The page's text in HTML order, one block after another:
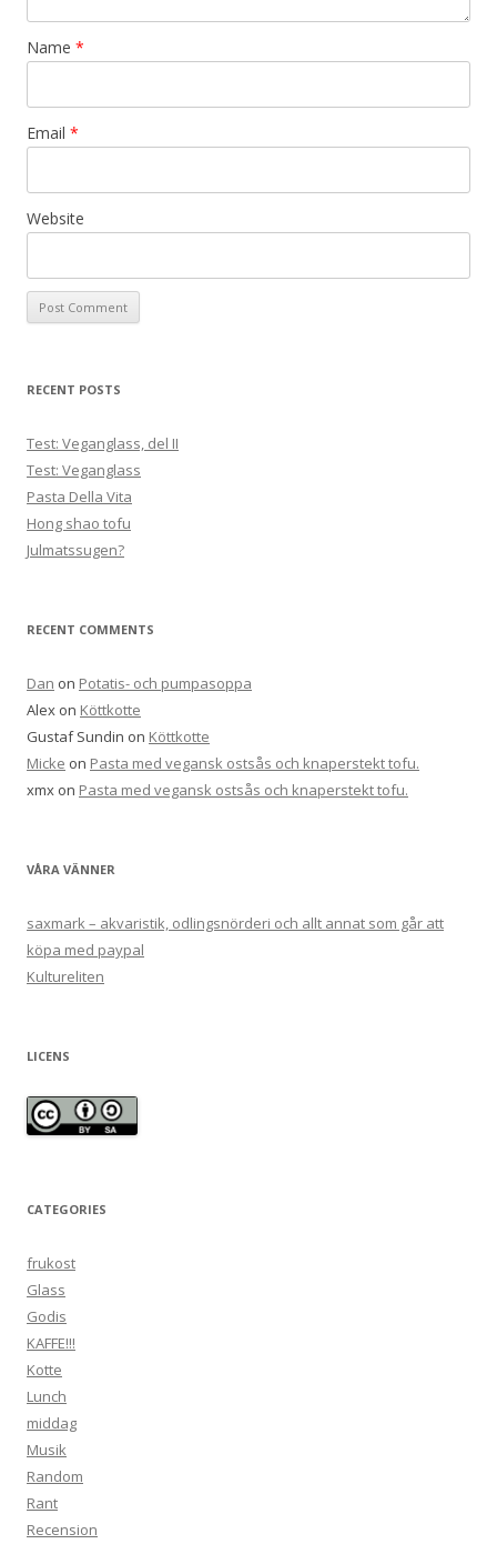
Name *
Email *
Website
RECENT POSTS
Test: Veganglass, del II
Test: Veganglass
Pasta Della Vita
Hong shao tofu
Julmatssugen?
RECENT COMMENTS
Dan on Potatis- och pumpasoppa
Alex on Köttkotte
Gustaf Sundin on Köttkotte
Micke on Pasta med vegansk ostsås och knaperstekt tofu.
xmx on Pasta med vegansk ostsås och knaperstekt tofu.
VÅRA VÄNNER
saxmark – akvaristik, odlingsnörderi och allt annat som går att
köpa med paypal
Kultureliten
LICENS
CATEGORIES
frukost
Glass
Godis
KAFFE!!!
Kotte
Lunch
middag
Musik
Random
Rant
Recension